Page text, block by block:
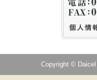
Copyright ©